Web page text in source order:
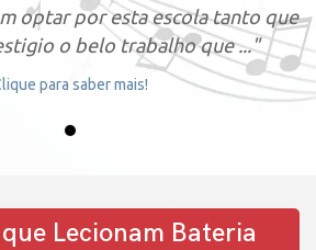
optar por esta escola tanto que
o belo trabalho que ..."
para saber mais!
Lecionam Bateria